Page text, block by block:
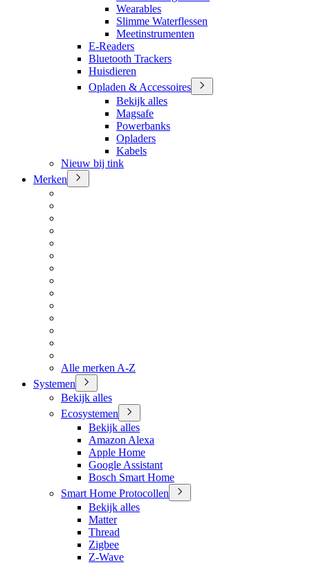
Wearables
Slimme Waterflessen
Meetinstrumenten
E-Readers
Bluetooth Trackers
Huisdieren
Opladen & Accessoires
Bekijk alles
Magsafe
Powerbanks
Opladers
Kabels
Nieuw bij tink
Merken
Alle merken A-Z
Systemen
Bekijk alles
Ecosystemen
Bekijk alles
Amazon Alexa
Apple Home
Google Assistant
Bosch Smart Home
Smart Home Protocollen
Bekijk alles
Matter
Thread
Zigbee
Z-Wave